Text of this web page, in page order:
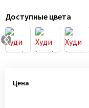
Доступные цвета
Цена